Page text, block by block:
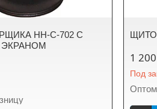
НН-С-702 C
1
Под